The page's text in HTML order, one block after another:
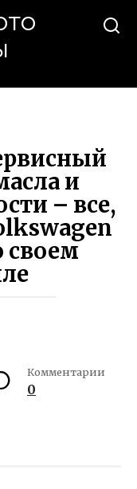
и
– все,
своем
Комментарии
0